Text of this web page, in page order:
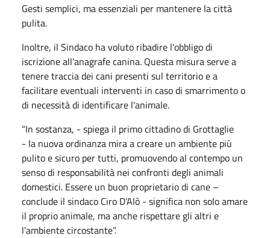
Gesti semplici, ma essenziali per mantenere la città
pulita.
Inoltre, il Sindaco ha voluto ribadire l'obbligo di
iscrizione all'anagrafe canina. Questa misura serve a
tenere traccia dei cani presenti sul territorio e a
facilitare eventuali interventi in caso di smarrimento o
di necessità di identificare l'animale.
“In sostanza, - spiega il primo cittadino di Grottaglie
- la nuova ordinanza mira a creare un ambiente più
pulito e sicuro per tutti, promuovendo al contempo un
senso di responsabilità nei confronti degli animali
domestici. Essere un buon proprietario di cane –
conclude il sindaco Ciro D’Alò - significa non solo amare
il proprio animale, ma anche rispettare gli altri e
l'ambiente circostante”.